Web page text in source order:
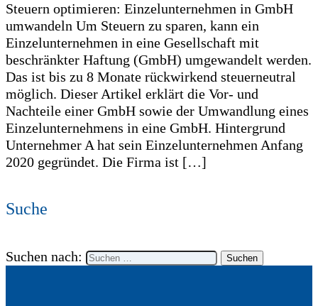
Steuern optimieren: Einzelunternehmen in GmbH
umwandeln Um Steuern zu sparen, kann ein
Einzelunternehmen in eine Gesellschaft mit
beschränkter Haftung (GmbH) umgewandelt werden.
Das ist bis zu 8 Monate rückwirkend steuerneutral
möglich. Dieser Artikel erklärt die Vor- und
Nachteile einer GmbH sowie der Umwandlung eines
Einzelunternehmens in eine GmbH. Hintergrund
Unternehmer A hat sein Einzelunternehmen Anfang
2020 gegründet. Die Firma ist […]
Suche
Suchen nach: